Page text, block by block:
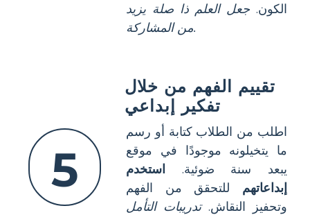
الكون. جعل العلم ذا صلة يزيد
من المشاركة.
5
تقييم الفهم من خلال
تفكير إبداعي
اطلب من الطلاب كتابة أو رسم
ما يتخيلونه موجودًا في موقع
يبعد سنة ضوئية.
استخدم
إبداعاتهم للتحقق من الفهم
وتحفيز النقاش.تدريبات التأمل